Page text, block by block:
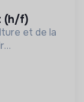
(h/f)
et de la
une
acteurs de